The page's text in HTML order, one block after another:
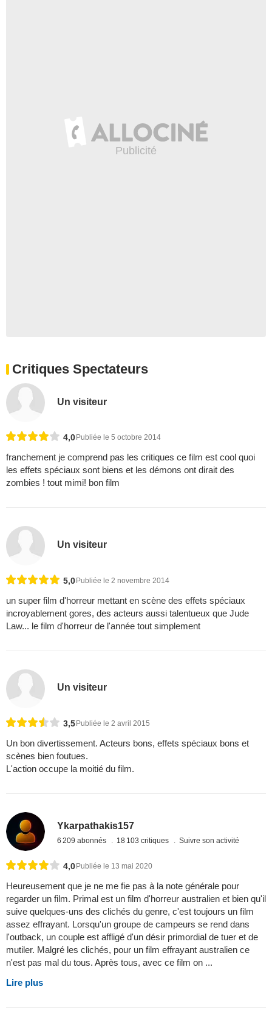
Critiques Spectateurs
Un visiteur
4,0 Publiée le 5 octobre 2014
franchement je comprend pas les critiques ce film est cool quoi
les effets spéciaux sont biens et les démons ont dirait des
zombies ! tout mimi! bon film
Un visiteur
5,0Publiée le 2 novembre 2014
un super film d'horreur mettant en scène des effets spéciaux
incroyablement gores, des acteurs aussi talentueux que Jude
Law... le film d'horreur de l'année tout simplement
Un visiteur
3,5Publiée le 2 avril 2015
Un bon divertissement. Acteurs bons, effets spéciaux bons et
scènes bien foutues.
L'action occupe la moitié du film.
Ykarpathakis157
6 209 abonnés 18 103 critiques Suivre son activité
4,0 Publiée le 13 mai 2020
Heureusement que je ne me fie pas à la note générale pour
regarder un film. Primal est un film d'horreur australien et bien qu'il
suive quelques-uns des clichés du genre, c'est toujours un film
assez effrayant. Lorsqu'un groupe de campeurs se rend dans
l'outback, un couple est affligé d'un désir primordial de tuer et de
mutiler. Malgré les clichés, pour un film effrayant australien ce
n'est pas mal du tous. Après tous, avec ce film on ...
Lire plus